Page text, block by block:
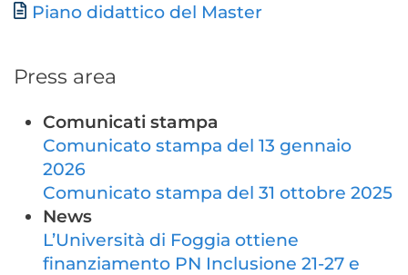
Documento
Piano didattico del Master
Press area
Comunicati stampa
Comunicato stampa del 13 gennaio
2026
Comunicato stampa del 31 ottobre 2025
News
L’Università di Foggia ottiene
finanziamento PN Inclusione 21-27 e